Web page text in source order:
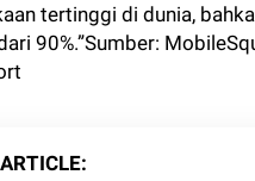
tertinggi di dunia,
90%.”Sumber: